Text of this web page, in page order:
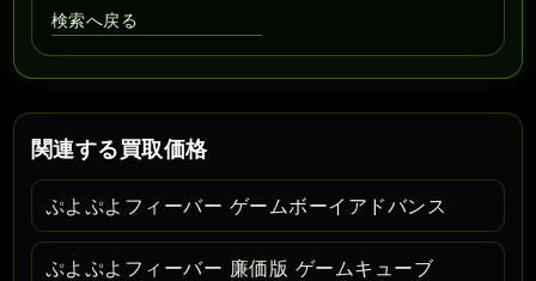
検索へ戻る
関連する買取価格
ぷよぷよフィーバー ゲームボーイアドバンス
ぷよぷよフィーバー 廉価版 ゲームキューブ